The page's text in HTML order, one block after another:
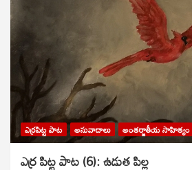
ఎర్రపిట్ట పాట అనువాదాలు అంతర్జాతీయ సాహిత్యం
ఎర్ర పిట్ట పాట (6): ఉడుత పిల్ల